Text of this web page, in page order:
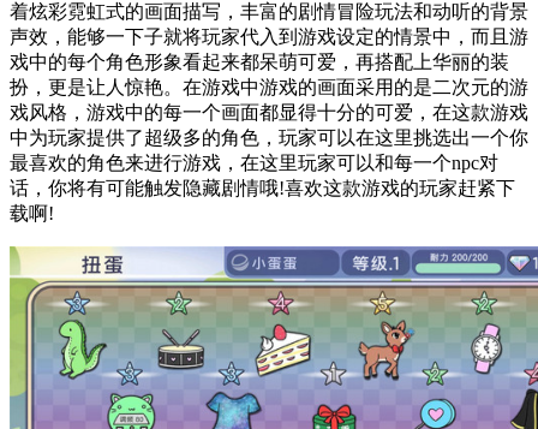
着炫彩霓虹式的画面描写，丰富的剧情冒险玩法和动听的背景
声效，能够一下子就将玩家代入到游戏设定的情景中，而且游
戏中的每个角色形象看起来都呆萌可爱，再搭配上华丽的装
扮，更是让人惊艳。在游戏中游戏的画面采用的是二次元的游
戏风格，游戏中的每一个画面都显得十分的可爱，在这款游戏
中为玩家提供了超级多的角色，玩家可以在这里挑选出一个你
最喜欢的角色来进行游戏，在这里玩家可以和每一个npc对
话，你将有可能触发隐藏剧情哦!喜欢这款游戏的玩家赶紧下
载啊!